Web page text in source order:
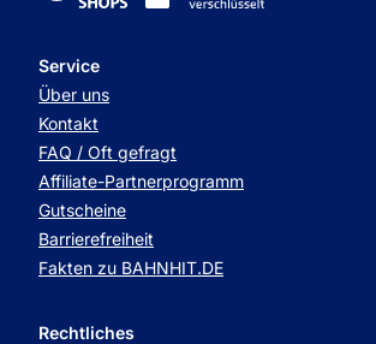
Service
Über uns
Kontakt
FAQ / Oft gefragt
Affiliate-Partnerprogramm
Gutscheine
Barrierefreiheit
Fakten zu BAHNHIT.DE
Rechtliches